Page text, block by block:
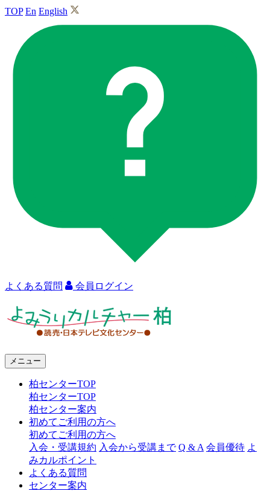
TOP En English
よくある質問 会員ログイン
ャ
メニュー
柏センターTOP
柏センターTOP
柏センター案内
初めてご利用の方へ
初めてご利用の方へ
入会・受講規約 入会から受講まで Q & A 会員優待 よ
みカルポイント
よくある質問
センター案内